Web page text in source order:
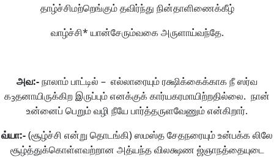
தாழ்ச்சிமற்றெங்கும் தவிர்ந்து நின்தாளிணைக்கீழ்
வாழ்ச்சி* யான்சேரும்வகை அருளாய்வந்தே.
அவ:-நாலாம் பாட்டில் – எல்லாரையும் ரக்ஷிக்கைக்காக நீ ஸர்வ
க3தனாயிருக்கிற இருப்பும் எனக்குக் கார்யகரமாயிற்றதில்லை. நான்
உன்னைப் பெறும் வழி நீயே பார்த்தருளவேணும் என்கிறார்.
வ்யா:-(சூழ்ச்சி என்று தொடங்கி) ஸமஸ்த சேதநரையும் உன்பக்க லிலே
சூழ்த்துக்கொள்ளவற்றான அத்யந்த விலக்ஷண ஜ்ஞாநத்தையுடை